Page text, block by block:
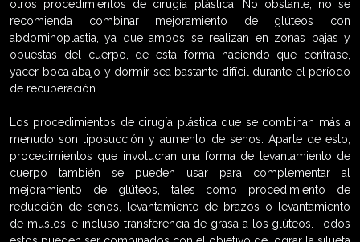
otros procedimientos de cirugía plástica. No obstante, no se
recomienda combinar mejoramiento de glúteos con
abdominoplastia, ya que ambos se realizan en zonas bajas y
opuestas del cuerpo, de esta forma haciendo que centrase,
yacer boca abajo y dormir sea bastante difícil durante el período
de recuperación.
Los procedimientos de cirugía plástica que se combinan más a
menudo son liposucción y aumento de senos. Aparte de esto,
procedimientos que involucran una forma de levantamiento de
cuerpo también se pueden usar para complementar al
mejoramiento de glúteos, tales como procedimiento de
reducción de senos, levantamiento de brazos o levantamiento
de muslos, e incluso transferencia de grasa a los glúteos. Todos